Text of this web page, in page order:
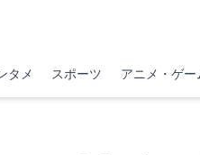
タメ スポーツ アニメ・ゲー